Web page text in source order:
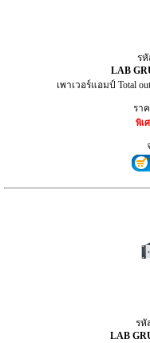
รหั
LAB
เพาเวอร์แอมป์ Total
รา
พิเ
รหั
LAB